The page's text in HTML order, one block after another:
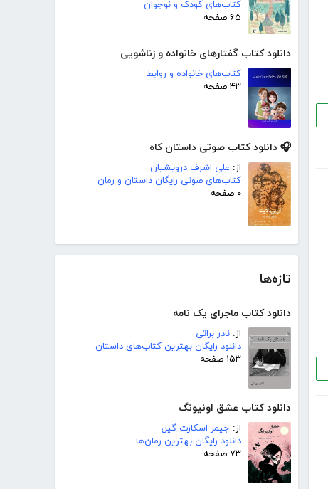
کتاب‌های کودک و نوجوان
۶۵ صفحه
دانلود کتاب گفتارهای خانواده و زناشویی
کتاب‌های خانواده و روابط
۴۳ صفحه
🎧 دانلود کتاب صوتی داستان کاه
از: علی اشرف درویشیان
کتاب‌های صوتی رایگان داستان و رمان
۰ صفحه
تازه‌ها
دانلود کتاب ماجرای یک نامه
از: نادر براتی
دانلود رایگان بهترین کتاب‌های داستان
۱۵۳ صفحه
دانلود کتاب عشق اونیونگ
از: جیمز اسکارث گیل
دانلود رایگان بهترین رمان‌ها
۷۳ صفحه